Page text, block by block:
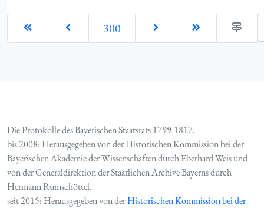
300
Die Protokolle des Bayerischen Staatsrats 1799-1817.
bis 2008: Herausgegeben von der Historischen Kommission bei der
Bayerischen Akademie der Wissenschaften durch Eberhard Weis und
von der Generaldirektion der Staatlichen Archive Bayerns durch
Hermann Rumschöttel.
seit 2015: Herausgegeben von derHistorischen Kommission bei der